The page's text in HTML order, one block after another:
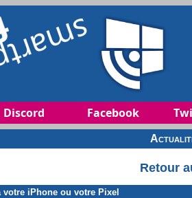
Discord Facebook
Retour
votre iPhone ou votre Pixel